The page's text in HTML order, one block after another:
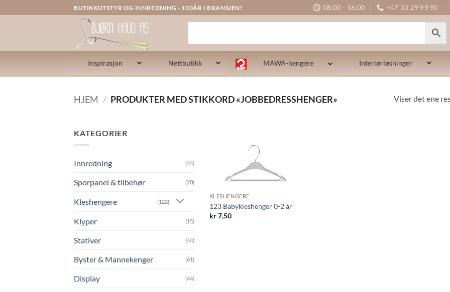
to
BUTIKKUTSTYR OG INNREDNING - 100ÅR I BRANSJEN! 08:00 - 16:00 +47 33 29 99 90
Inspirasjon Nettbutikk MAWA-hengere Interiørløsninger
HJEM / PRODUKTER MED STIKKORD «JOBBEDRESSHENGER» Viser det ene
KATEGORIER
Innredning (44)
Sporpanel & tilbehør (20)
Kleshengere (122)
Klyper (15)
Stativer (44)
Byster & Mannekenger (61)
Display (44)
KLESHENGERE
123 Babykleshenger 0-2 år
kr7,50